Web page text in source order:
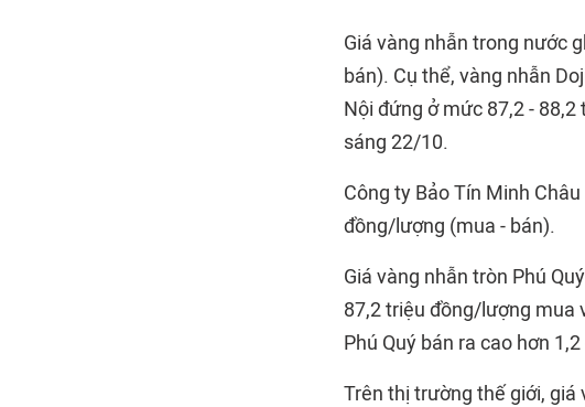
Giá vàng nhẫn trong nước
bán). Cụ thể, vàng nhẫn
Nội đứng ở mức 87,2 -
sáng 22/10.
Công ty Bảo Tín Minh
đồng/lượng (mua - bán).
Giá vàng nhẫn tròn Phú
87,2 triệu đồng/lượng mua
Phú Quý bán ra cao hơn
Trên thị trường thế giới, giá